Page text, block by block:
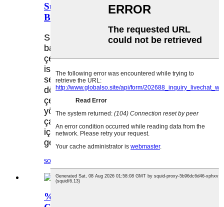
Sürdürülebilir Nefes Alabilir Tam
Baskı Elbise Çantası
Sürdürülebilir nefes alabilen tam
baskılı giysi çantası, tarzını korurken
çevreye olan etkisini azaltmak
isteyenler için mükemmel bir
seçenektir. Organik pamuk ve geri
dönüştürülmüş polyesterin yanı sıra
çevre dostu boyalar ve baskı
yöntemlerinin kullanılması, bu giysi
çantasını fark yaratmak isteyen herkes
için mükemmel bir seçim haline
getiriyor.
sorgu
%100 Kumaş Dokuma Elbise